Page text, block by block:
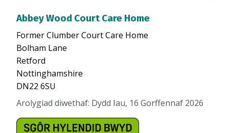
Abbey Wood Court Care Home
Former Clumber Court Care Home
Bolham Lane
Retford
Nottinghamshire
DN22 6SU
Arolygiad diwethaf: Dydd Iau, 16 Gorffennaf 2026